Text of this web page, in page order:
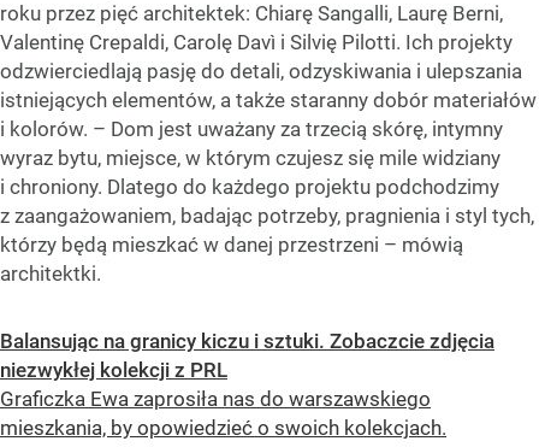
roku przez pięć architektek: Chiarę Sangalli, Laurę Berni,
Valentinę Crepaldi, Carolę Davì i Silvię Pilotti. Ich projekty
odzwierciedlają pasję do detali, odzyskiwania i ulepszania
istniejących elementów, a także staranny dobór materiałów
i kolorów. – Dom jest uważany za trzecią skórę, intymny
wyraz bytu, miejsce, w którym czujesz się mile widziany
i chroniony. Dlatego do każdego projektu podchodzimy
z zaangażowaniem, badając potrzeby, pragnienia i styl tych,
którzy będą mieszkać w danej przestrzeni – mówią
architektki.
Balansując na granicy kiczu i sztuki. Zobaczcie zdjęcia
niezwykłej kolekcji z PRL
Graficzka Ewa zaprosiła nas do warszawskiego
mieszkania, by opowiedzieć o swoich kolekcjach.